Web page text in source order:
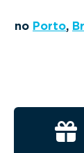
no Porto,